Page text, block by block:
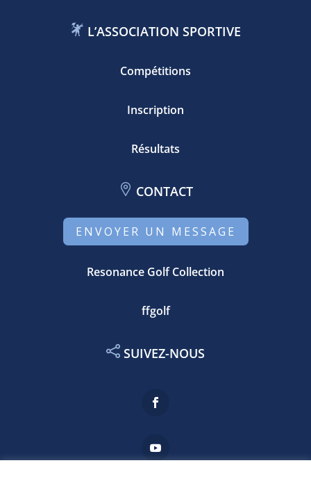
L’ASSOCIATION SPORTIVE
Compétitions
Inscription
Résultats
CONTACT
ENVOYER UN MESSAGE
Resonance Golf Collection
ffgolf
SUIVEZ-NOUS